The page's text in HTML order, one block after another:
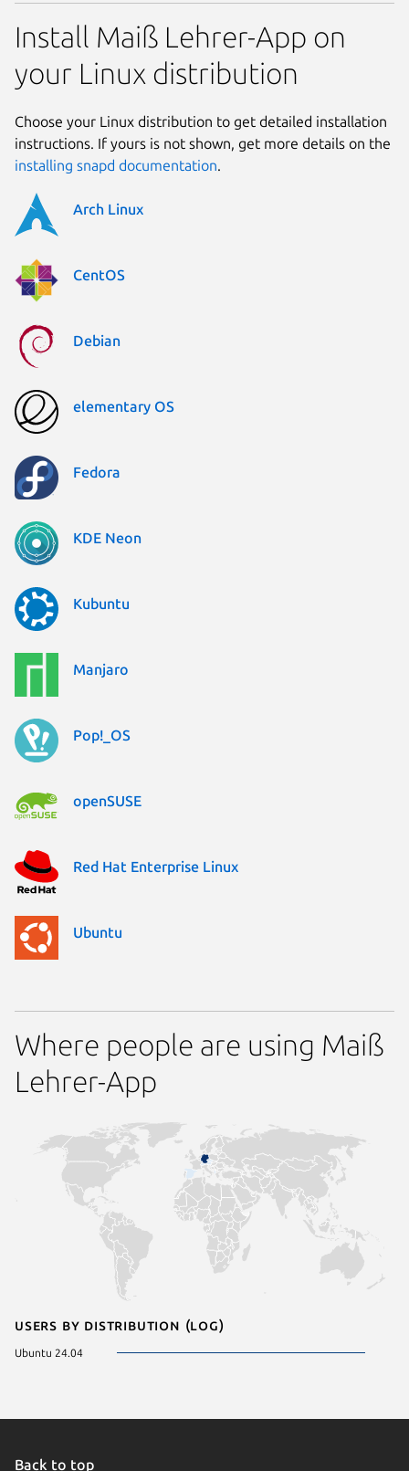
Install Maiß Lehrer-App on
your Linux distribution
Choose your Linux distribution to get detailed installation
instructions. If yours is not shown, get more details on the
installing snapd documentation.
Arch Linux
CentOS
Debian
elementary OS
Fedora
KDE Neon
Kubuntu
Manjaro
Pop!_OS
openSUSE
Red Hat Enterprise Linux
Ubuntu
Where people are using Maiß
Lehrer-App
Users by distribution (log)
Ubuntu 24.04
Back to top